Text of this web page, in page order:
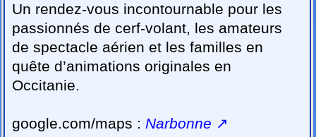
Un rendez-vous incontournable pour les
passionnés de cerf-volant, les amateurs
de spectacle aérien et les familles en
quête d’animations originales en
Occitanie.
google.com/maps :Narbonne ↗